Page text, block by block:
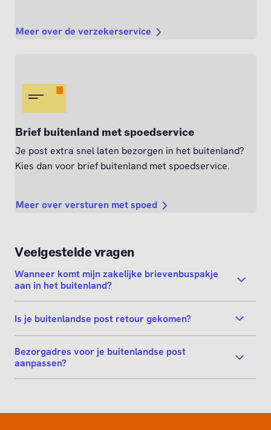
Meer over de verzekerservice
Brief buitenland met spoedservice
Je post extra snel laten bezorgen in het buitenland?
Kies dan voor brief buitenland met spoedservice.
Meer over versturen met spoed
Veelgestelde vragen
Wanneer komt mijn zakelijke brievenbuspakje
aan in het buitenland?
Is je buitenlandse post retour gekomen?
Bezorgadres voor je buitenlandse post
aanpassen?